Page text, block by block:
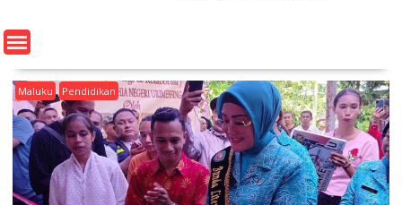
e
n
Maluku Pendidikan